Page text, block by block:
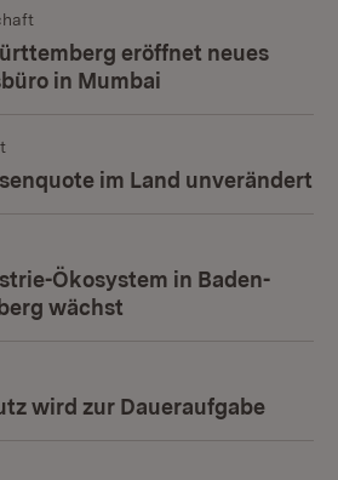
eröffnet neues
in Mumbai
im Land unverändert
Ökosystem in Baden-
wächst
wird zur Daueraufgabe